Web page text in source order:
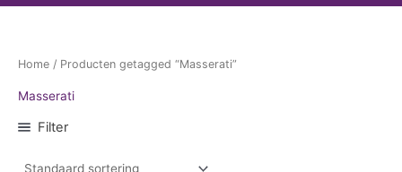
Home / Producten getagged “Masserati”
Masserati
Filter